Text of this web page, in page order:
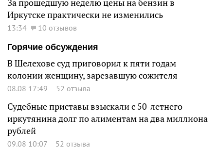
За прошедшую неделю цены на бензин в
Иркутске практически не изменились
13:34
10 отзывов
Горячие обсуждения
В Шелехове суд приговорил к пяти годам
колонии женщину, зарезавшую сожителя
08.08 17:49 52 отзыва
Судебные приставы взыскали с 50-летнего
иркутянина долг по алиментам на два миллиона
рублей
09.08 10:07 52 отзыва